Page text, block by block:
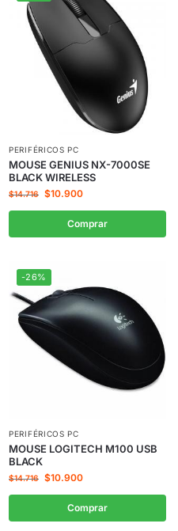
PERIFÉRICOS PC
MOUSE GENIUS NX-7000SE
BLACK WIRELESS
$14.716 $10.900
Comprar
-26%
PERIFÉRICOS PC
MOUSE LOGITECH M100 USB
BLACK
$14.716 $10.900
Comprar